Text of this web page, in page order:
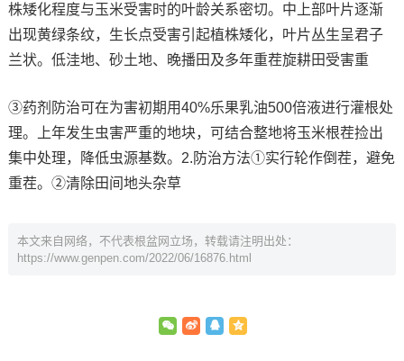
株矮化程度与玉米受害时的叶龄关系密切。中上部叶片逐渐
出现黄绿条纹，生长点受害引起植株矮化，叶片丛生呈君子
兰状。低洼地、砂土地、晚播田及多年重茬旋耕田受害重
③药剂防治可在为害初期用40%乐果乳油500倍液进行灌根处
理。上年发生虫害严重的地块，可结合整地将玉米根茬捡出
集中处理，降低虫源基数。2.防治方法①实行轮作倒茬，避免
重茬。②清除田间地头杂草
本文来自网络，不代表根盆网立场，转载请注明出处：
https://www.genpen.com/2022/06/16876.html